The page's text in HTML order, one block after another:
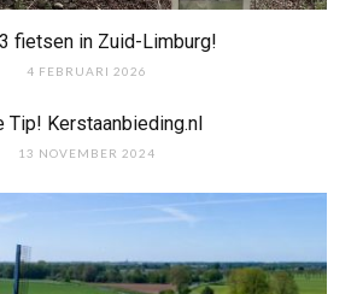
fietsen in Zuid-Limburg!
4 FEBRUARI 2026
Tip! Kerstaanbieding.nl
13 NOVEMBER 2024